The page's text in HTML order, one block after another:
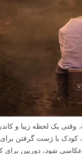
یک لحظه زیبا و
کودک با ژست گرفتن
شود، دوربین